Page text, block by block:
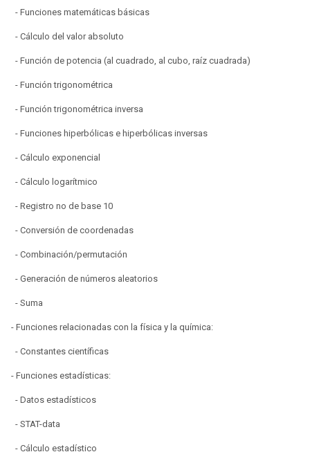
- Funciones matemáticas básicas
- Cálculo del valor absoluto
- Función de potencia (al cuadrado, al cubo, raíz cuadrada)
- Función trigonométrica
- Función trigonométrica inversa
- Funciones hiperbólicas e hiperbólicas inversas
- Cálculo exponencial
- Cálculo logarítmico
- Registro no de base 10
- Conversión de coordenadas
- Combinación/permutación
- Generación de números aleatorios
- Suma
- Funciones relacionadas con la física y la química:
- Constantes científicas
- Funciones estadísticas:
- Datos estadísticos
- STAT-data
- Cálculo estadístico